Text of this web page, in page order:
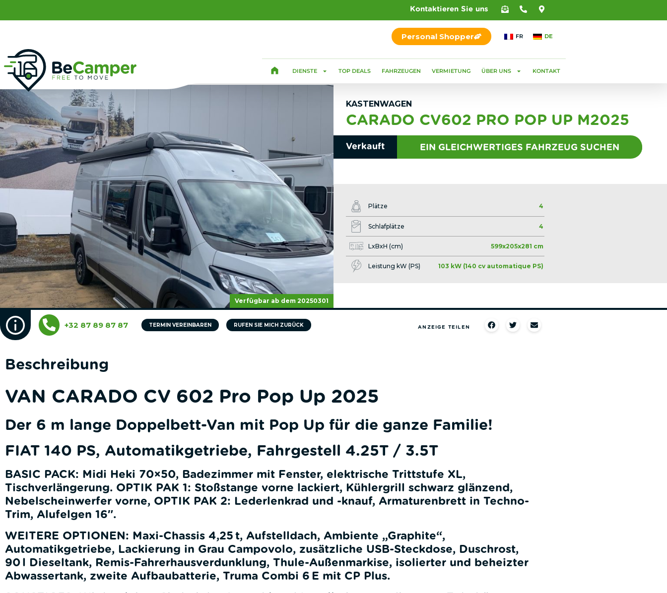
Kontaktieren Sie uns
Personal Shopper FR DE
DIENSTE TOP DEALS FAHRZEUGEN VERMIETUNG ÜBER UNS KONTAKT
Verfügbar ab dem 20250301
KASTENWAGEN
CARADO CV602 PRO POP UP M2025
Verkauft EIN GLEICHWERTIGES FAHRZEUG SUCHEN
Plätze 4
Schlafplätze 4
LxBxH (cm) 599x205x281 cm
Leistung kW (PS) 103 kW (140 cv automatique PS)
+32 87 89 87 87 TERMIN VEREINBAREN RUFEN SIE MICH ZURÜCK ANZEIGE TEILEN​
Beschreibung
VAN CARADO CV 602 Pro Pop Up 2025
Der 6 m lange Doppelbett-Van mit Pop Up für die ganze Familie!
FIAT 140 PS, Automatikgetriebe, Fahrgestell 4.25T / 3.5T
BASIC PACK: Midi Heki 70×50, Badezimmer mit Fenster, elektrische Trittstufe XL,
Tischverlängerung. OPTIK PAK 1: Stoßstange vorne lackiert, Kühlergrill schwarz glänzend,
Nebelscheinwerfer vorne, OPTIK PAK 2: Lederlenkrad und -knauf, Armaturenbrett in Techno-
Trim, Alufelgen 16″.
WEITERE OPTIONEN: Maxi-Chassis 4,25 t, Aufstelldach, Ambiente „Graphite“,
Automatikgetriebe, Lackierung in Grau Campovolo, zusätzliche USB-Steckdose, Duschrost,
90 l Dieseltank, Remis-Fahrerhausverdunklung, Thule-Außenmarkise, isolierter und beheizter
Abwassertank, zweite Aufbaubatterie, Truma Combi 6 E mit CP Plus.